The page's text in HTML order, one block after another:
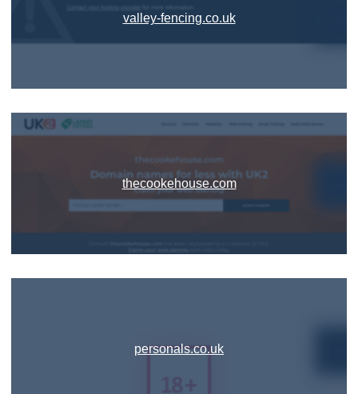
valley-fencing.co.uk
thecookehouse.com
personals.co.uk